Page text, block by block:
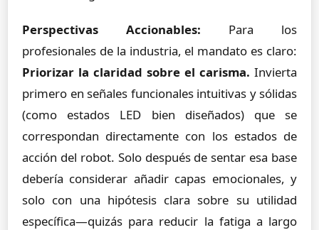
Perspectivas Accionables: Para los
profesionales de la industria, el mandato es claro:
Priorizar la claridad sobre el carisma. Invierta
primero en señales funcionales intuitivas y sólidas
(como estados LED bien diseñados) que se
correspondan directamente con los estados de
acción del robot. Solo después de sentar esa base
debería considerar añadir capas emocionales, y
solo con una hipótesis clara sobre su utilidad
específica—quizás para reducir la fatiga a largo